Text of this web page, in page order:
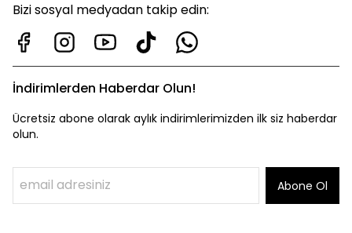
Bizi sosyal medyadan takip edin:
İndirimlerden Haberdar Olun!
Ücretsiz abone olarak aylık indirimlerimizden ilk siz haberdar
olun.
Abone Ol